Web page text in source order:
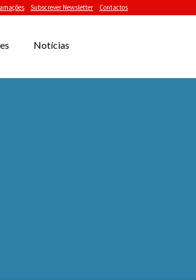
Subscrever Newsletter Contactos
Notícias